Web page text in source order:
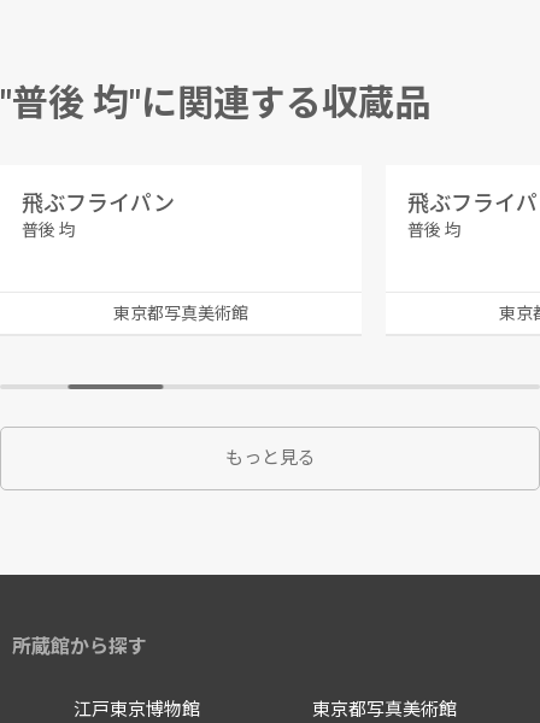
"普後 均"に関連する収蔵品
飛ぶフライパン
普後 均
東京都写真美術館
飛ぶフライ
普後 均
東京
もっと見る
所蔵館から探す
江戸東京博物館 東京都写真美術館